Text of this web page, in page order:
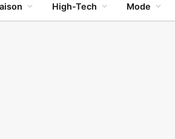
High-Tech Mode